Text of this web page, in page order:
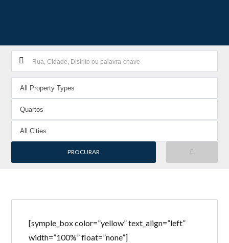
[symple_box color=”yellow” text_align=”left”
width=”100%” float=”none”]